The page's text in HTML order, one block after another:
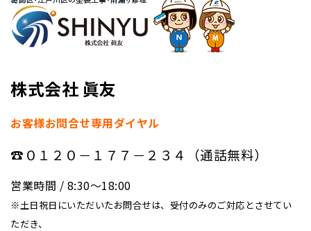
株式会社 眞友
お客様お問合せ専用ダイヤル
☎０１２０－１７７－２３４（通話無料）
営業時間 / 8:30〜18:00
※土日祝日にいただいたお問合せは、受付のみのご対応とさせてい
ただき、